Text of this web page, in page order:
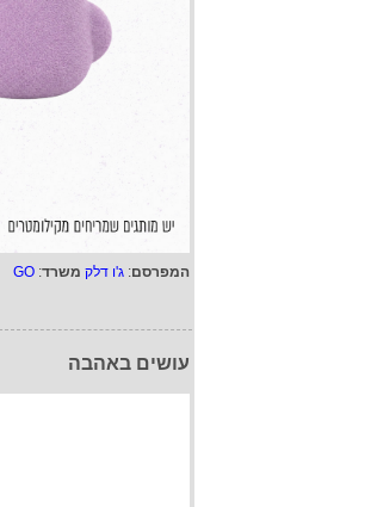
המפרסם: ג'ו דלק משרד:
GO
עושים באהבה